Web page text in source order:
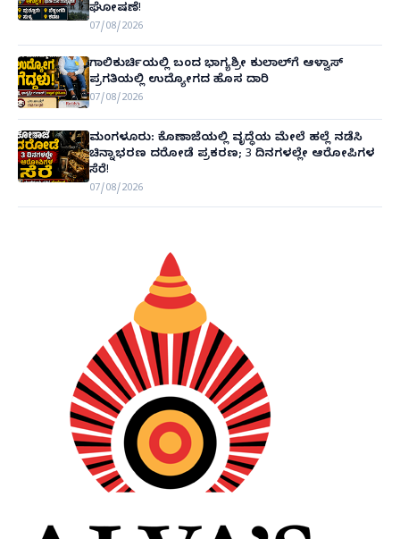
ಘೋಷಣೆ!
07/08/2026
ಗಾಲಿಕುರ್ಚಿಯಲ್ಲಿ ಬಂದ ಭಾಗ್ಯಶ್ರೀ ಕುಲಾಲ್‌ಗೆ ಆಳ್ವಾಸ್
ಪ್ರಗತಿಯಲ್ಲಿ ಉದ್ಯೋಗದ ಹೊಸ ದಾರಿ
07/08/2026
ಮಂಗಳೂರು: ಕೊಣಾಜೆಯಲ್ಲಿ ವೃದ್ಧೆಯ ಮೇಲೆ ಹಲ್ಲೆ ನಡೆಸಿ
ಚಿನ್ನಾಭರಣ ದರೋಡೆ ಪ್ರಕರಣ; 3 ದಿನಗಳಲ್ಲೇ ಆರೋಪಿಗಳ
ಸೆರೆ!
07/08/2026